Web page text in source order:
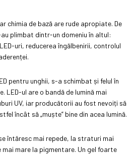
chimia de bază are rude apropiate. De
plimbat dintr-un domeniu în altul:
uri, reducerea îngălbenirii, controlul
pentru unghii, s-a schimbat și felul în
LED-ul are o bandă de lumină mai
UV, iar producătorii au fost nevoiți să
încât să „muște” bine din acea lumină.
întăresc mai repede, la straturi mai
mare la pigmentare. Un gel foarte